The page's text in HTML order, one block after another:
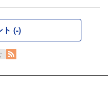
ト (-)